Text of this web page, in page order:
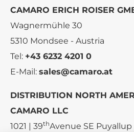
CAMARO ERICH ROISER
Wagnermühle 30
5310 Mondsee - Austria
Tel: +43 6232 4201 0
E-Mail: sales@camaro.at
DISTRIBUTION NORTH
CAMARO LLC
1021 | 39thAvenue SE Puyallup